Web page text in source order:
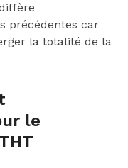
précédentes car
la totalité de la
le